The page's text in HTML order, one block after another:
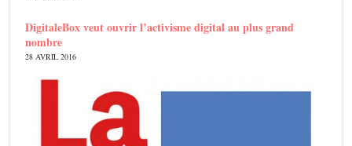
DigitaleBox veut ouvrir l’activisme digital au plus grand
nombre
28 AVRIL 2016